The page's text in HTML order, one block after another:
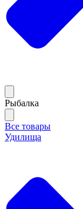
Рыбалка
Все товары
Удилища